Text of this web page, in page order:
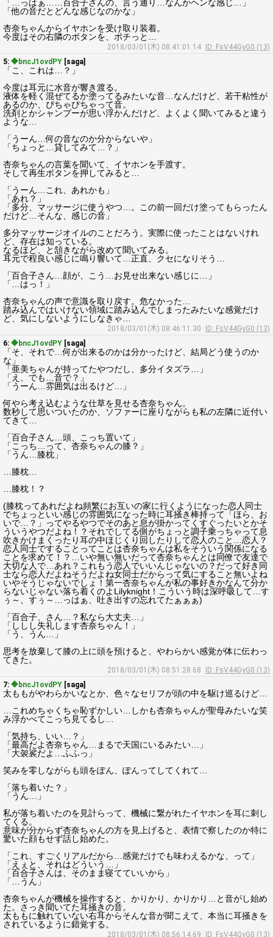
「…っはぁ……百合子さんの、言う通り…なんかヘンな感じ…」
「他の音だとどんな感じなのかな」
杏奈ちゃんからイヤホンを受け取り装着。
今度はその右隣のボタンを、ポチっと…
2018/03/01(木) 08:41:01.14
ID: FsV44GyG0 (13)
5: ◆bncJ1ovdPY [saga]
「こ、これは…？」
今度は耳元に水音が響き渡る。
液体を軽く混ぜてるか塗ってるみたいな音…なんだけど、若干粘性が
あるのか、ぴちゃぴちゃって音。
洗剤とかシャンプーが思い浮かんだけど、よくよく聞いてみると違う
ような…
「うーん…何の音なのか分からないや」
「ちょっと…貸してみて…？」
杏奈ちゃんの言葉を聞いて、イヤホンを手渡す。
そして再生ボタンを押してみると…
「うーん…これ、あれかも」
「あれ？」
「多分、マッサージに使うやつ…。この前一回だけ塗ってもらったん
だけど…そんな、感じの音」
多分マッサージオイルのことだろう。実際に使ったことはないけれ
ど、存在は知っている。
なるほど、と頷きながら改めて聞いてみる。
耳元で程良い感じに鳴り響いて…正直、クセになりそう…
「百合子さん…顔が、こう…お見せ出来ない感じに…」
「…はっ！」
杏奈ちゃんの声で意識を取り戻す。危なかった…
踏み込んではいけない領域に踏み込んでしまったみたいな感覚だけ
ど、気にしないようにしなきゃ…
2018/03/01(木) 08:46:11.30
ID: FsV44GyG0 (13)
6: ◆bncJ1ovdPY [saga]
「そ、それで…何が出来るのかは分かったけど、結局どう使うのか
な」
「亜美ちゃんが持ってたやつだし、多分イタズラ…」
「え、でも…音で？」
「うーん…雰囲気は出るけど…」
何やら考え込むような仕草を見せる杏奈ちゃん。
数秒して思いついたのか、ソファーに座りながらも私の左隣に近付い
てきて…
「百合子さん…頭、こっち置いて」
「こっち…って、杏奈ちゃんの膝？」
「うん…膝枕」
…膝枕…
…膝枕！？
(膝枕ってあれだよね頻繁にお互いの家に行くようになった恋人同士
でちょっといい感じの雰囲気になった時に耳掻き棒持って「ほら、お
いで…？」ってやるやつでそのあと息が掛かってくすぐったいとかそ
ういうやつだよね！？それでしてる側がちょっと調子乗っちゃって息
吹きかけまくったり耳の中ほじくり回したりして恋人のこと…恋人？
恋人同士ですることってことは杏奈ちゃんは私をそういう関係になる
ことを求めて！？…いや無い無いだって杏奈ちゃんとは同僚で友達で
大切な人で…あれ？これもう恋人でいいんじゃないの？だって好き同
士なら恋人だよねそうだよね女同士だからって気にすること無いよね
いやそうじゃないでしょ！第一杏奈ちゃんが私の事好きかなんて分か
らないじゃない落ち着くのよLilyknight！こういう時は深呼吸して…す
ぅ～、すぅ～…っはぁ、吐き出すの忘れてたぁぁぁ)
「百合子、さん…？私なら大丈夫…」
「ししし失礼します杏奈ちゃん！」
「う、うん…」
思考を放棄して膝の上に頭を預けると、やわらかい感覚が体に伝わっ
てきた。
2018/03/01(木) 08:51:28.68
ID: FsV44GyG0 (13)
7: ◆bncJ1ovdPY [saga]
太ももがやわらかいなとか、色々なセリフが頭の中を駆け巡るけど…
…これめちゃくちゃ恥ずかしい…しかも杏奈ちゃんが聖母みたいな笑
み浮かべてこっち見てるし…
「気持ち、いい…？」
「最高だよ杏奈ちゃん…まるで天国にいるみたい…」
「大袈裟だよ…ふふっ」
笑みを零しながらも頭をぽん、ぽんってしてくれて…
「落ち着いた？」
「うん…」
私が落ち着いたのを見計らって、機械に繋がれたイヤホンを耳に刺し
てくる。
意味が分からず杏奈ちゃんの方を見上げると、表情で察したのか特に
驚いた顔もせず話し始めた。
「これ、すごくリアルだから…感覚だけでも味わえるかな、って」
「えぇと、それはどういう…」
「百合子さんは、そのまま寝てていいから」
「…うん」
杏奈ちゃんが機械を操作すると、かりかり、かりかり…と音がし始め
た。さっき聞いてた耳掻きの音。
太ももに触れていない右耳からそんな音が聞こえて、本当に耳掻きを
されているように錯覚する。
2018/03/01(木) 08:56:14.69 ID: FsV44GyG0 (13)